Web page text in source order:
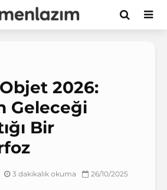
2026:
Geleceği
Bir
3 dakikalık okuma 26/10/2025